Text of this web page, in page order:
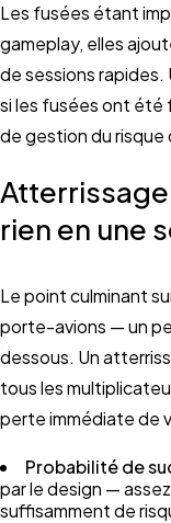
Les fusées étant
gameplay, elles
de sessions rapides.
si les fusées ont
de gestion du
rien en une
Le point culminant
porte-avions — un
dessous. Un
tous les
perte immédiate de
Probabilité de
par le design —
suffisamment de